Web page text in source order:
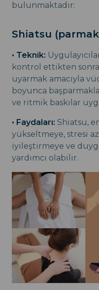
bulunmaktadır:
Shiatsu (parmak
• Teknik:
kontrol ettikten sonra,
uyarmak amacıyla
boyunca
ve ritmik baskılar
• Faydaları: Shiatsu,
yükseltmeye, stresi
iyileştirmeye ve
yardımcı olabilir.